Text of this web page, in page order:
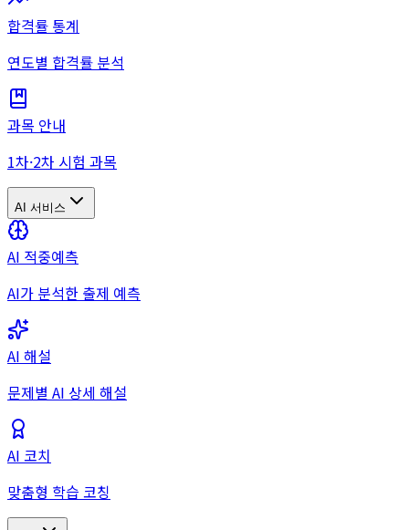
합격률 통계
연도별 합격률 분석
과목 안내
1차·2차 시험 과목
AI 서비스
AI 적중예측
AI가 분석한 출제 예측
AI 해설
문제별 AI 상세 해설
AI 코치
맞춤형 학습 코칭